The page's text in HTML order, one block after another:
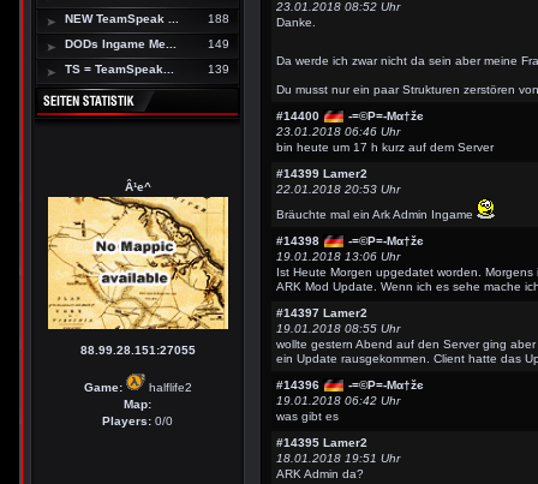
NEW TeamSpeak ...
188
DODs Ingame Me...
149
TS = TeamSpeak...
139
Â¹e^
88.99.28.151:27055
Game:
halflife2
Map:
Players: 0/0
23.01.2018 08:52 Uhr
Danke.
Da werde ich zwar nicht da sein aber meine
Du musst nur ein paar Strukturen zerstören
#14400
-=©P=-Мα†žє
23.01.2018 06:46 Uhr
bin heute um 17 h kurz auf dem Server
#14399 Lamer2
22.01.2018 20:53 Uhr
Bräuchte mal ein Ark Admin Ingame
#14398
-=©P=-Мα†žє
19.01.2018 13:06 Uhr
Ist Heute Morgen upgedatet worden.
ARK Mod Update. Wenn ich es sehe mache
#14397 Lamer2
19.01.2018 08:55 Uhr
wollte gestern Abend auf den Server ging
ein Update rausgekommen. Client hatte das
#14396
-=©P=-Мα†žє
19.01.2018 06:42 Uhr
was gibt es
#14395 Lamer2
18.01.2018 19:51 Uhr
ARK Admin da?